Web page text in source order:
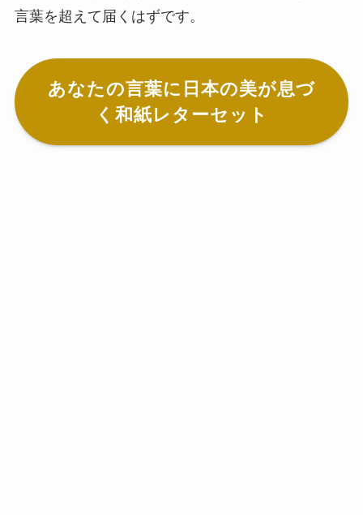
言葉を超えて届くはずです。
あなたの言葉に日本の美が息づ
く和紙レターセット